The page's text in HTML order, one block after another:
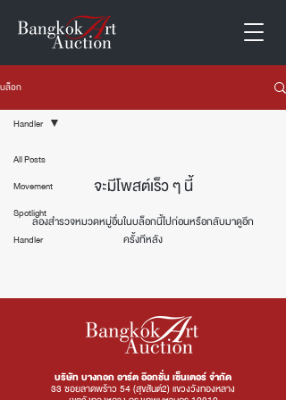
บล็อก
All Posts
Movement
Spotlight
Handler
Handler
จะมีโพสต์เร็ว ๆ นี้
ลองสำรวจหมวดหมู่อื่นในบล็อกนี้ไปก่อนหรือกลับมาดูอีก
ครั้งทีหลัง
บริษัท บางกอก อาร์ต อ๊อกชั่น เซ็นเตอร์ จำกัด
33 ซอยลาดพร้าว 54 (สุขสันต์2) แขวงวังทองหลาง